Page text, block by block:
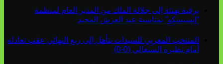
برقية تهنئة إلى جلالة الملك من المدير العام لمنظمة
“إيسيسكو” بمناسبة عيد العرش المجيد
المنتخب المغربي للسيدات يتأهل إلى ربع النهائي عقب تعادله
أمام نظيره السنغالي (0-0)